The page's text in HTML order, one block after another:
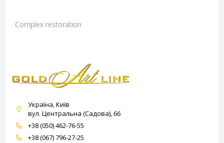
Complex restoration
Україна, Київ
вул. Центральна (Садова), 66
+38 (050) 462-76-55
+38 (067) 796-27-25